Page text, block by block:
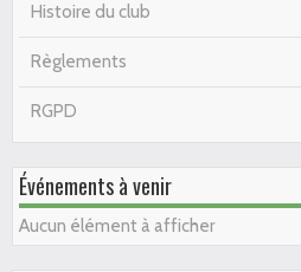
Histoire du club
Règlements
RGPD
Événements à venir
Aucun élément à afficher